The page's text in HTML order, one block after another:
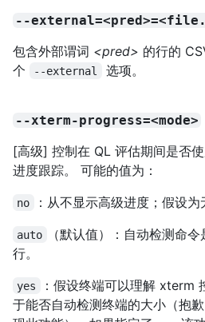
--
包含外部谓词 <pred> 的行的
个
--external 选项。
--xterm-progress=<mode>
[高级] 控制在 QL 评估期间是否
进度跟踪。 可能的值为：
no ：从不显示高级进度；假设为
auto
（默认值）：自动检测命
行。
yes
：假设终端可以理解 xterm
于能否自动检测终端的大小（抱